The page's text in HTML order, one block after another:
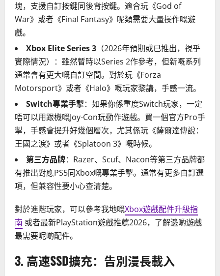
塊，支援自訂按鍵同後背按鍵。適合玩《God of
War》或者《Final Fantasy》呢類需要大量操作嘅遊
戲。
Xbox Elite Series 3 （2026年預期或已推出，視乎
實際情況）：雖然暫時以Series 2作參考，但新嘅系列
通常會有更大嘅自訂空間。對於玩《Forza
Motorsport》或者《Halo》嘅玩家黎講，手感一流。
Switch專業手掣：如果你係重度Switch玩家，一定
唔可以用跟機嘅Joy-Con玩動作遊戲。買一個官方Pro手
掣，手感會提升好幾個層次，尤其係玩《薩爾達傳說：
王國之淚》或者《Splatoon 3》嘅時候。
第三方品牌：Razer、Scuf、Nacon等第三方品牌都
有推出對應PS5同Xbox嘅專業手掣。通常有更多自訂選
項，但兼容性要小心查清楚。
對於進階玩家，可以參考我地嘅Xbox遊戲配件升級指
南 或者最新PlayStation遊戲推薦2026，了解邊啲遊戲
最需要呢啲配件。
3. 高速SSD擴充：告別漫長載入